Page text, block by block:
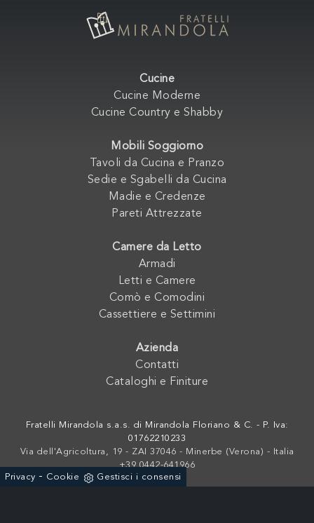
Cucine
Cucine Moderne
Cucine Country e Shabby
Mobili Soggiorno
Tavoli da Cucina e Pranzo
Sedie e Sgabelli da Cucina
Madie e Credenze
Pareti Attrezzate
Camere da Letto
Armadi
Letti e Camere
Comò e Comodini
Cassettiere e Settimini
Azienda
Contatti
Cataloghi e Finiture
Fratelli Mirandola s.a.s. di Mirandola Floriano & C. - P. Iva:
01762210233
Via dell'Agricoltura, 19 - ZAI 37046 - Minerbe (Verona) - Italia
+39 0442-641966
Privacy - Cookie Gestisci i consensi